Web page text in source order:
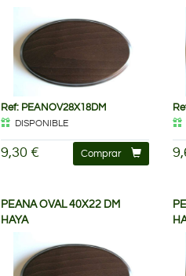
Ref: PEANOV28X18DM
DISPONIBLE
9,30 € Comprar
PEANA OVAL 40X22 DM
HAYA